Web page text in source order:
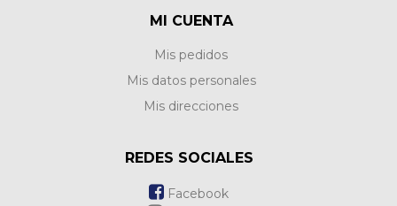
MI CUENTA
Mis pedidos
Mis datos personales
Mis direcciones
REDES SOCIALES
Facebook